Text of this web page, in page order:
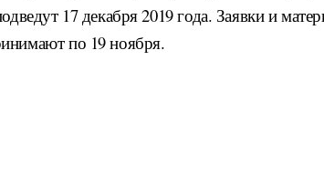
17 декабря 2019 года. Заявки и
по 19 ноября.